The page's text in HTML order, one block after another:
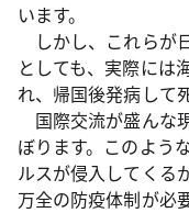
います。
しかし、これらが
としても、実際には
れ、帰国後発病して
国際交流が盛んな
ぼります。このよう
ルスが侵入してくる
万全の防疫体制が必